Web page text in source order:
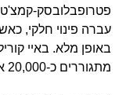
עברה פינוי חלקי,
באופן מלא. באיי
מתגוררים כ-20,000 איש.